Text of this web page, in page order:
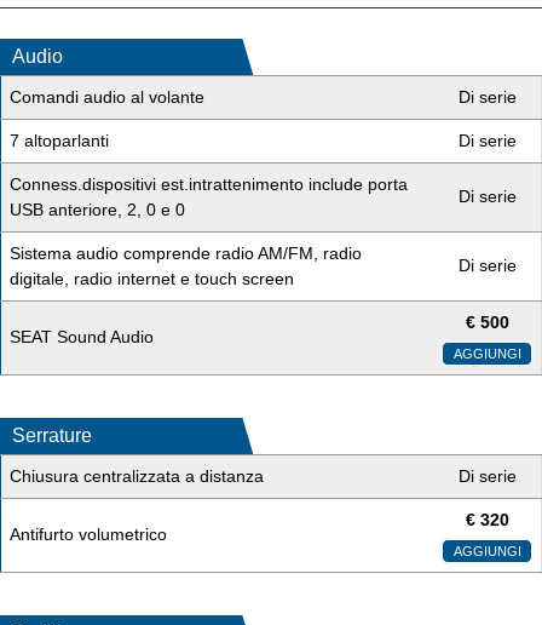
Audio
Comandi audio al volante Di serie
7 altoparlanti Di serie
Conness.dispositivi est.intrattenimento include porta
USB anteriore, 2, 0 e 0
Di serie
Sistema audio comprende radio AM/FM, radio
digitale, radio internet e touch screen
Di serie
SEAT Sound Audio
€ 500
AGGIUNGI
Serrature
Chiusura centralizzata a distanza Di serie
Antifurto volumetrico
€ 320
AGGIUNGI